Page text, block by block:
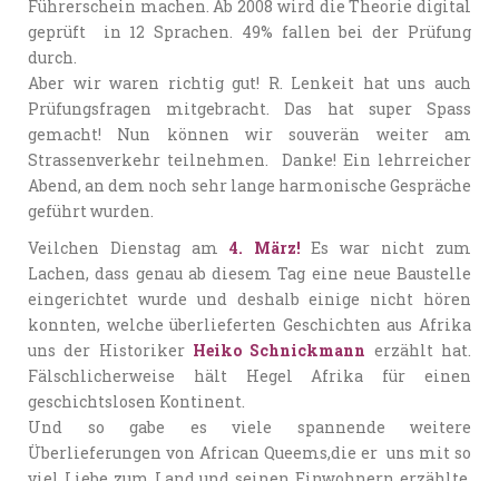
Führerschein machen. Ab 2008 wird die Theorie digital
geprüft in 12 Sprachen. 49% fallen bei der Prüfung
durch.
Aber wir waren richtig gut! R. Lenkeit hat uns auch
Prüfungsfragen mitgebracht. Das hat super Spass
gemacht! Nun können wir souverän weiter am
Strassenverkehr teilnehmen. Danke! Ein lehrreicher
Abend, an dem noch sehr lange harmonische Gespräche
geführt wurden.
Veilchen Dienstag am 4. März! Es war nicht zum
Lachen, dass genau ab diesem Tag eine neue Baustelle
eingerichtet wurde und deshalb einige nicht hören
konnten, welche überlieferten Geschichten aus Afrika
uns der Historiker Heiko Schnickmann erzählt hat.
Fälschlicherweise hält Hegel Afrika für einen
geschichtslosen Kontinent.
Und so gabe es viele spannende weitere
Überlieferungen von African Queems,die er uns mit so